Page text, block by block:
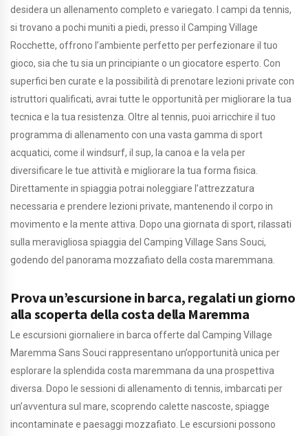
desidera un allenamento completo e variegato. I campi da tennis,
si trovano a pochi muniti a piedi, presso il Camping Village
Rocchette, offrono l’ambiente perfetto per perfezionare il tuo
gioco, sia che tu sia un principiante o un giocatore esperto. Con
superfici ben curate e la possibilità di prenotare lezioni private con
istruttori qualificati, avrai tutte le opportunità per migliorare la tua
tecnica e la tua resistenza. Oltre al tennis, puoi arricchire il tuo
programma di allenamento con una vasta gamma di sport
acquatici, come il windsurf, il sup, la canoa e la vela per
diversificare le tue attività e migliorare la tua forma fisica.
Direttamente in spiaggia potrai noleggiare l’attrezzatura
necessaria e prendere lezioni private, mantenendo il corpo in
movimento e la mente attiva. Dopo una giornata di sport, rilassati
sulla meravigliosa spiaggia del Camping Village Sans Souci,
godendo del panorama mozzafiato della costa maremmana.
Prova un’escursione in barca, regalati un giorno
alla scoperta della costa della Maremma
Le escursioni giornaliere in barca offerte dal Camping Village
Maremma Sans Souci rappresentano un’opportunità unica per
esplorare la splendida costa maremmana da una prospettiva
diversa. Dopo le sessioni di allenamento di tennis, imbarcati per
un’avventura sul mare, scoprendo calette nascoste, spiagge
incontaminate e paesaggi mozzafiato. Le escursioni possono